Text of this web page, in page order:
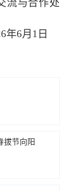
日
拔节向阳